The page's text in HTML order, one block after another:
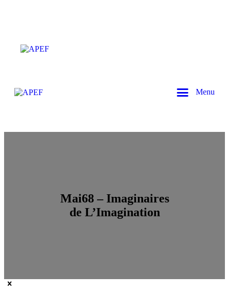
Menu
Mai68 – Imaginaires
de L’Imagination